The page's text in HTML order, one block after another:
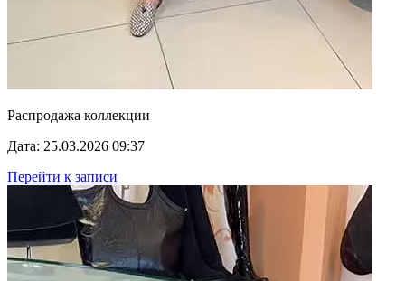
Распродажа коллекции
Дата: 25.03.2026 09:37
Перейти к записи